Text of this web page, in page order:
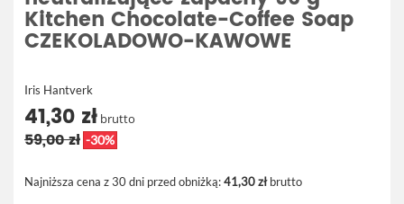
Kitchen Chocolate-Coffee Soap
CZEKOLADOWO-KAWOWE
Iris Hantverk
41,30 zł brutto
59,00 zł -30%
Najniższa cena z 30 dni przed obniżką:41,30 złbrutto